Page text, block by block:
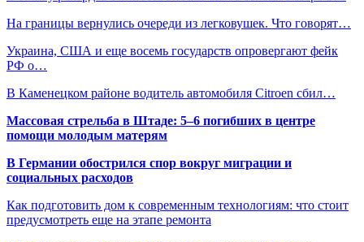
На границы вернулись очереди из легковушек. Что говорят…
Украина, США и еще восемь государств опровергают фейк
РФ о…
В Каменецком районе водитель автомобиля Citroen сбил…
Массовая стрельба в Штаде: 5–6 погибших в центре
помощи молодым матерям
В Германии обострился спор вокруг миграции и
социальных расходов
Как подготовить дом к современным технологиям: что стоит
предусмотреть еще на этапе ремонта